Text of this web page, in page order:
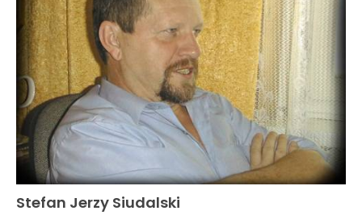
Stefan Jerzy Siudalski